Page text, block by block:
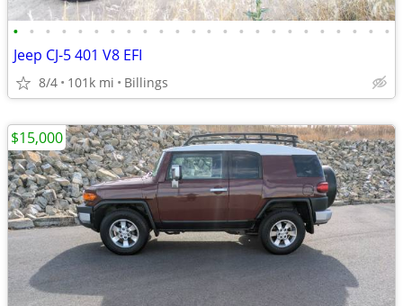
• • • • • • • • • • • • • • • • • • • • • • • •
Jeep CJ-5 401 V8 EFI
8/4 101k mi Billings
$15,000